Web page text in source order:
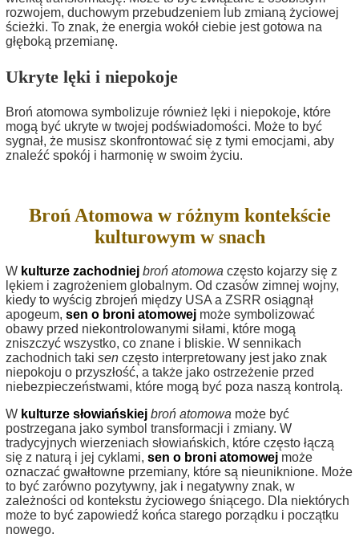
rozwojem, duchowym przebudzeniem lub zmianą życiowej
ścieżki. To znak, że energia wokół ciebie jest gotowa na
głęboką przemianę.
Ukryte lęki i niepokoje
Broń atomowa symbolizuje również lęki i niepokoje, które
mogą być ukryte w twojej podświadomości. Może to być
sygnał, że musisz skonfrontować się z tymi emocjami, aby
znaleźć spokój i harmonię w swoim życiu.
Broń Atomowa w różnym kontekście
kulturowym w snach
W kulturze zachodniej broń atomowa często kojarzy się z
lękiem i zagrożeniem globalnym. Od czasów zimnej wojny,
kiedy to wyścig zbrojeń między USA a ZSRR osiągnął
apogeum, sen o broni atomowej może symbolizować
obawy przed niekontrolowanymi siłami, które mogą
zniszczyć wszystko, co znane i bliskie. W sennikach
zachodnich taki sen często interpretowany jest jako znak
niepokoju o przyszłość, a także jako ostrzeżenie przed
niebezpieczeństwami, które mogą być poza naszą kontrolą.
W kulturze słowiańskiej broń atomowa może być
postrzegana jako symbol transformacji i zmiany. W
tradycyjnych wierzeniach słowiańskich, które często łączą
się z naturą i jej cyklami, sen o broni atomowej może
oznaczać gwałtowne przemiany, które są nieuniknione. Może
to być zarówno pozytywny, jak i negatywny znak, w
zależności od kontekstu życiowego śniącego. Dla niektórych
może to być zapowiedź końca starego porządku i początku
nowego.